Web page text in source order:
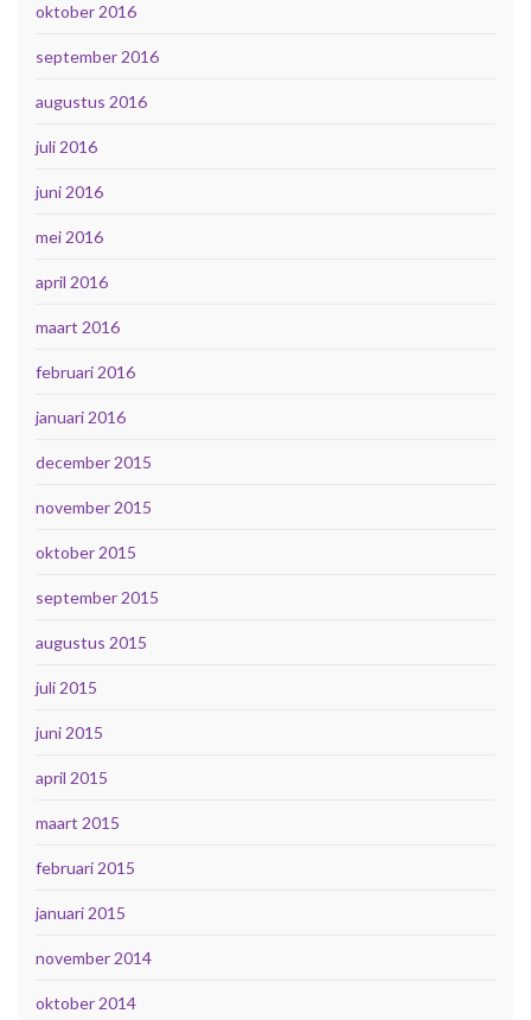
oktober 2016
september 2016
augustus 2016
juli 2016
juni 2016
mei 2016
april 2016
maart 2016
februari 2016
januari 2016
december 2015
november 2015
oktober 2015
september 2015
augustus 2015
juli 2015
juni 2015
april 2015
maart 2015
februari 2015
januari 2015
november 2014
oktober 2014